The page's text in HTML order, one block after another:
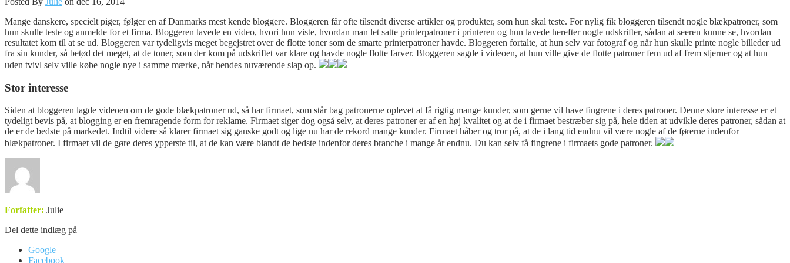
Mange danskere, specielt piger, følger en af Danmarks mest kende bloggere. Bloggeren får ofte tilsendt diverse artikler og produkter, som hun skal teste. For nylig fik bloggeren tilsendt nogle blækpatroner, som
hun skulle teste og anmelde for et firma. Bloggeren lavede en video, hvori hun viste, hvordan man let satte printerpatroner i printeren og hun lavede herefter nogle udskrifter, sådan at seeren kunne se, hvordan
resultatet kom til at se ud. Bloggeren var tydeligvis meget begejstret over de flotte toner som de smarte printerpatroner havde. Bloggeren fortalte, at hun selv var fotograf og når hun skulle printe nogle billeder ud
fra sin kunder, så betød det meget, at de toner, som der kom på udskriftet var klare og havde nogle flotte farver. Bloggeren sagde i videoen, at hun ville give de flotte patroner fem ud af frem stjerner og at hun
uden tvivl selv ville købe nogle nye i samme mærke, når hendes nuværende slap op.
Stor interesse
Siden at bloggeren lagde videoen om de gode blækpatroner ud, så har firmaet, som står bag patronerne oplevet at få rigtig mange kunder, som gerne vil have fingrene i deres patroner. Denne store interesse er et
tydeligt bevis på, at blogging er en fremragende form for reklame. Firmaet siger dog også selv, at deres patroner er af en høj kvalitet og at de i firmaet bestræber sig på, hele tiden at udvikle deres patroner, sådan at
de er de bedste på markedet. Indtil videre så klarer firmaet sig ganske godt og lige nu har de rekord mange kunder. Firmaet håber og tror på, at de i lang tid endnu vil være nogle af de førerne indenfor
blækpatroner. I firmaet vil de gøre deres ypperste til, at de kan være blandt de bedste indenfor deres branche i mange år endnu. Du kan selv få fingrene i firmaets gode patroner.
Forfatter: Julie
Del dette indlæg på
Google
Facebook